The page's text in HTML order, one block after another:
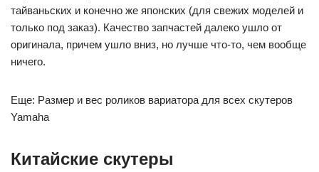
тайваньских и конечно же японских (для свежих моделей и
только под заказ). Качество запчастей далеко ушло от
оригинала, причем ушло вниз, но лучше что-то, чем вообще
ничего.
Еще: Размер и вес роликов вариатора для всех скутеров
Yamaha
Китайские скутеры